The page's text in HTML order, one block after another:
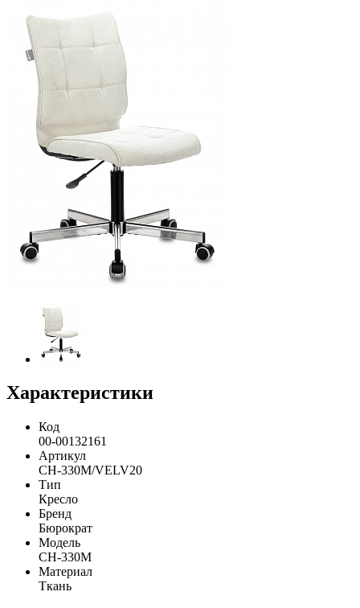
Характеристики
Код
00-00132161
Артикул
CH-330M/VELV20
Тип
Кресло
Бренд
Бюрократ
Модель
CH-330M
Материал
Ткань